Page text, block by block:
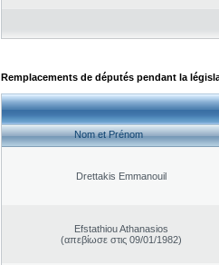
Remplacements de députés pendant la
Nom et Prénom
Drettakis Emmanouil
Efstathiou Athanasios
(απεβίωσε στις 09/01/1982)